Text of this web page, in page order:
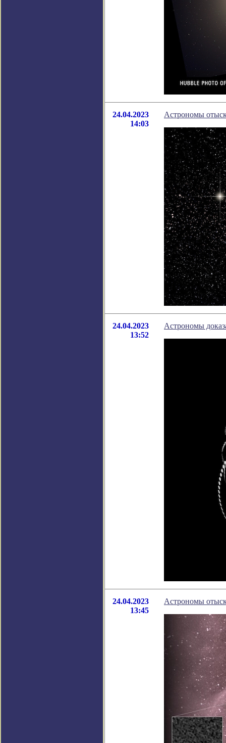
24.04.2023
14:03
Астрономы
24.04.2023
13:52
Астрономы
24.04.2023
13:45
Астрономы